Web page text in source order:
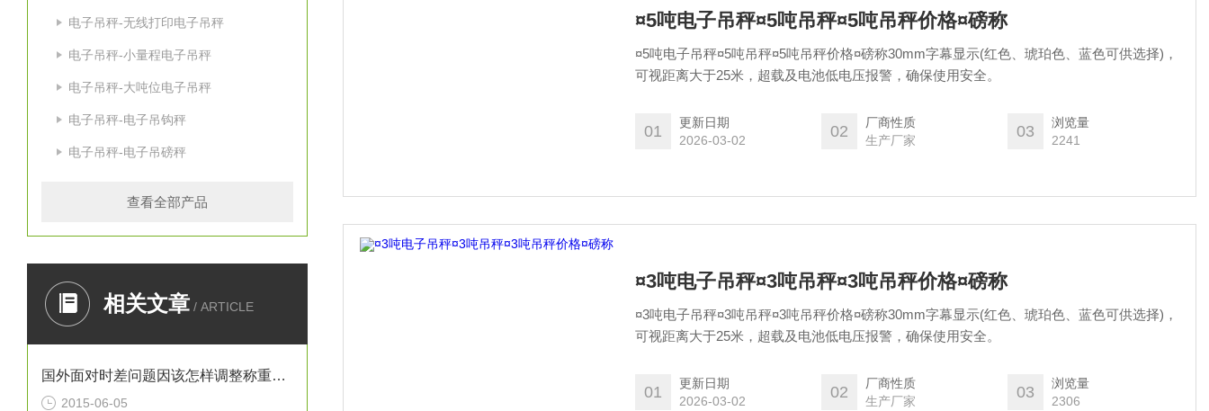
电子吊秤-无线打印电子吊秤
电子吊秤-小量程电子吊秤
电子吊秤-大吨位电子吊秤
电子吊秤-电子吊钩秤
电子吊秤-电子吊磅秤
查看全部产品
相关文章 / ARTICLE
国外面对时差问题因该怎样调整称重仪表不准
2015-06-05
¤5吨电子吊秤¤5吨吊秤¤5吨吊秤价格¤磅称
¤5吨电子吊秤¤5吨吊秤¤5吨吊秤价格¤磅称30mm字幕显示(红色、琥珀色、蓝色可供选择)，
可视距离大于25米，超载及电池低电压报警，确保使用安全。
01
更新日期
2026-03-02
02
厂商性质
生产厂家
03
浏览量
2241
¤3吨电子吊秤¤3吨吊秤¤3吨吊秤价格¤磅称
¤3吨电子吊秤¤3吨吊秤¤3吨吊秤价格¤磅称30mm字幕显示(红色、琥珀色、蓝色可供选择)，
可视距离大于25米，超载及电池低电压报警，确保使用安全。
01
更新日期
2026-03-02
02
厂商性质
生产厂家
03
浏览量
2306